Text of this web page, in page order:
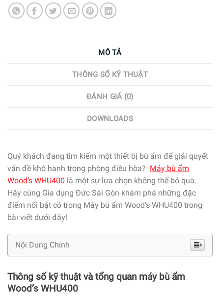
MÔ TẢ
THÔNG SỐ KỸ THUẬT
ĐÁNH GIÁ (0)
DOWNLOADS
Quý khách đang tìm kiếm một thiết bị bù ẩm để giải quyết
vấn đề khô hanh trong phòng điều hòa? Máy bù ẩm
Wood’s WHU400 là một sự lựa chọn không thể bỏ qua.
Hãy cùng Gia dụng Đức Sài Gòn khám phá những đặc
điểm nổi bật có trong Máy bù ẩm Wood’s WHU400 trong
bài viết dưới đây!
Nội Dung Chính
Thông số kỹ thuật và tổng quan máy bù ẩm
Wood’s WHU400